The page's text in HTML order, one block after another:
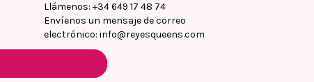
Llámenos: +34 649 17 48 74
Envíenos un mensaje de correo
electrónico: info@reyesqueens.com